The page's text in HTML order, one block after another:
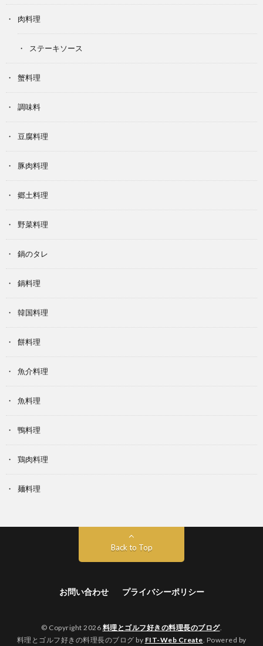
肉料理
ステーキソース
蟹料理
調味料
豆腐料理
豚肉料理
郷土料理
野菜料理
鍋のタレ
鍋料理
韓国料理
餅料理
魚介料理
魚料理
鴨料理
鶏肉料理
麺料理
Back to Top
お問い合わせ プライバシーポリシー
© Copyright 2026 料理とゴルフ好きの料理長のブログ.
料理とゴルフ好きの料理長のブログ by FIT-Web Create. Powered by